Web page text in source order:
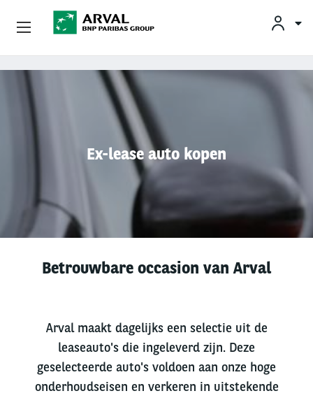
Overslaan en naar de inhoud gaan
Ex-lease auto kopen
Betrouwbare occasion van Arval
Arval maakt dagelijks een selectie uit de
leaseauto's die ingeleverd zijn. Deze
geselecteerde auto's voldoen aan onze hoge
onderhoudseisen en verkeren in uitstekende
Zakelijk Leasen
Klantenservice